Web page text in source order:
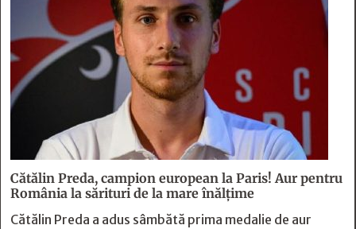
Cătălin Preda, campion european la Paris! Aur pentru
România la sărituri de la mare înălțime
Cătălin Preda a adus sâmbătă prima medalie de aur